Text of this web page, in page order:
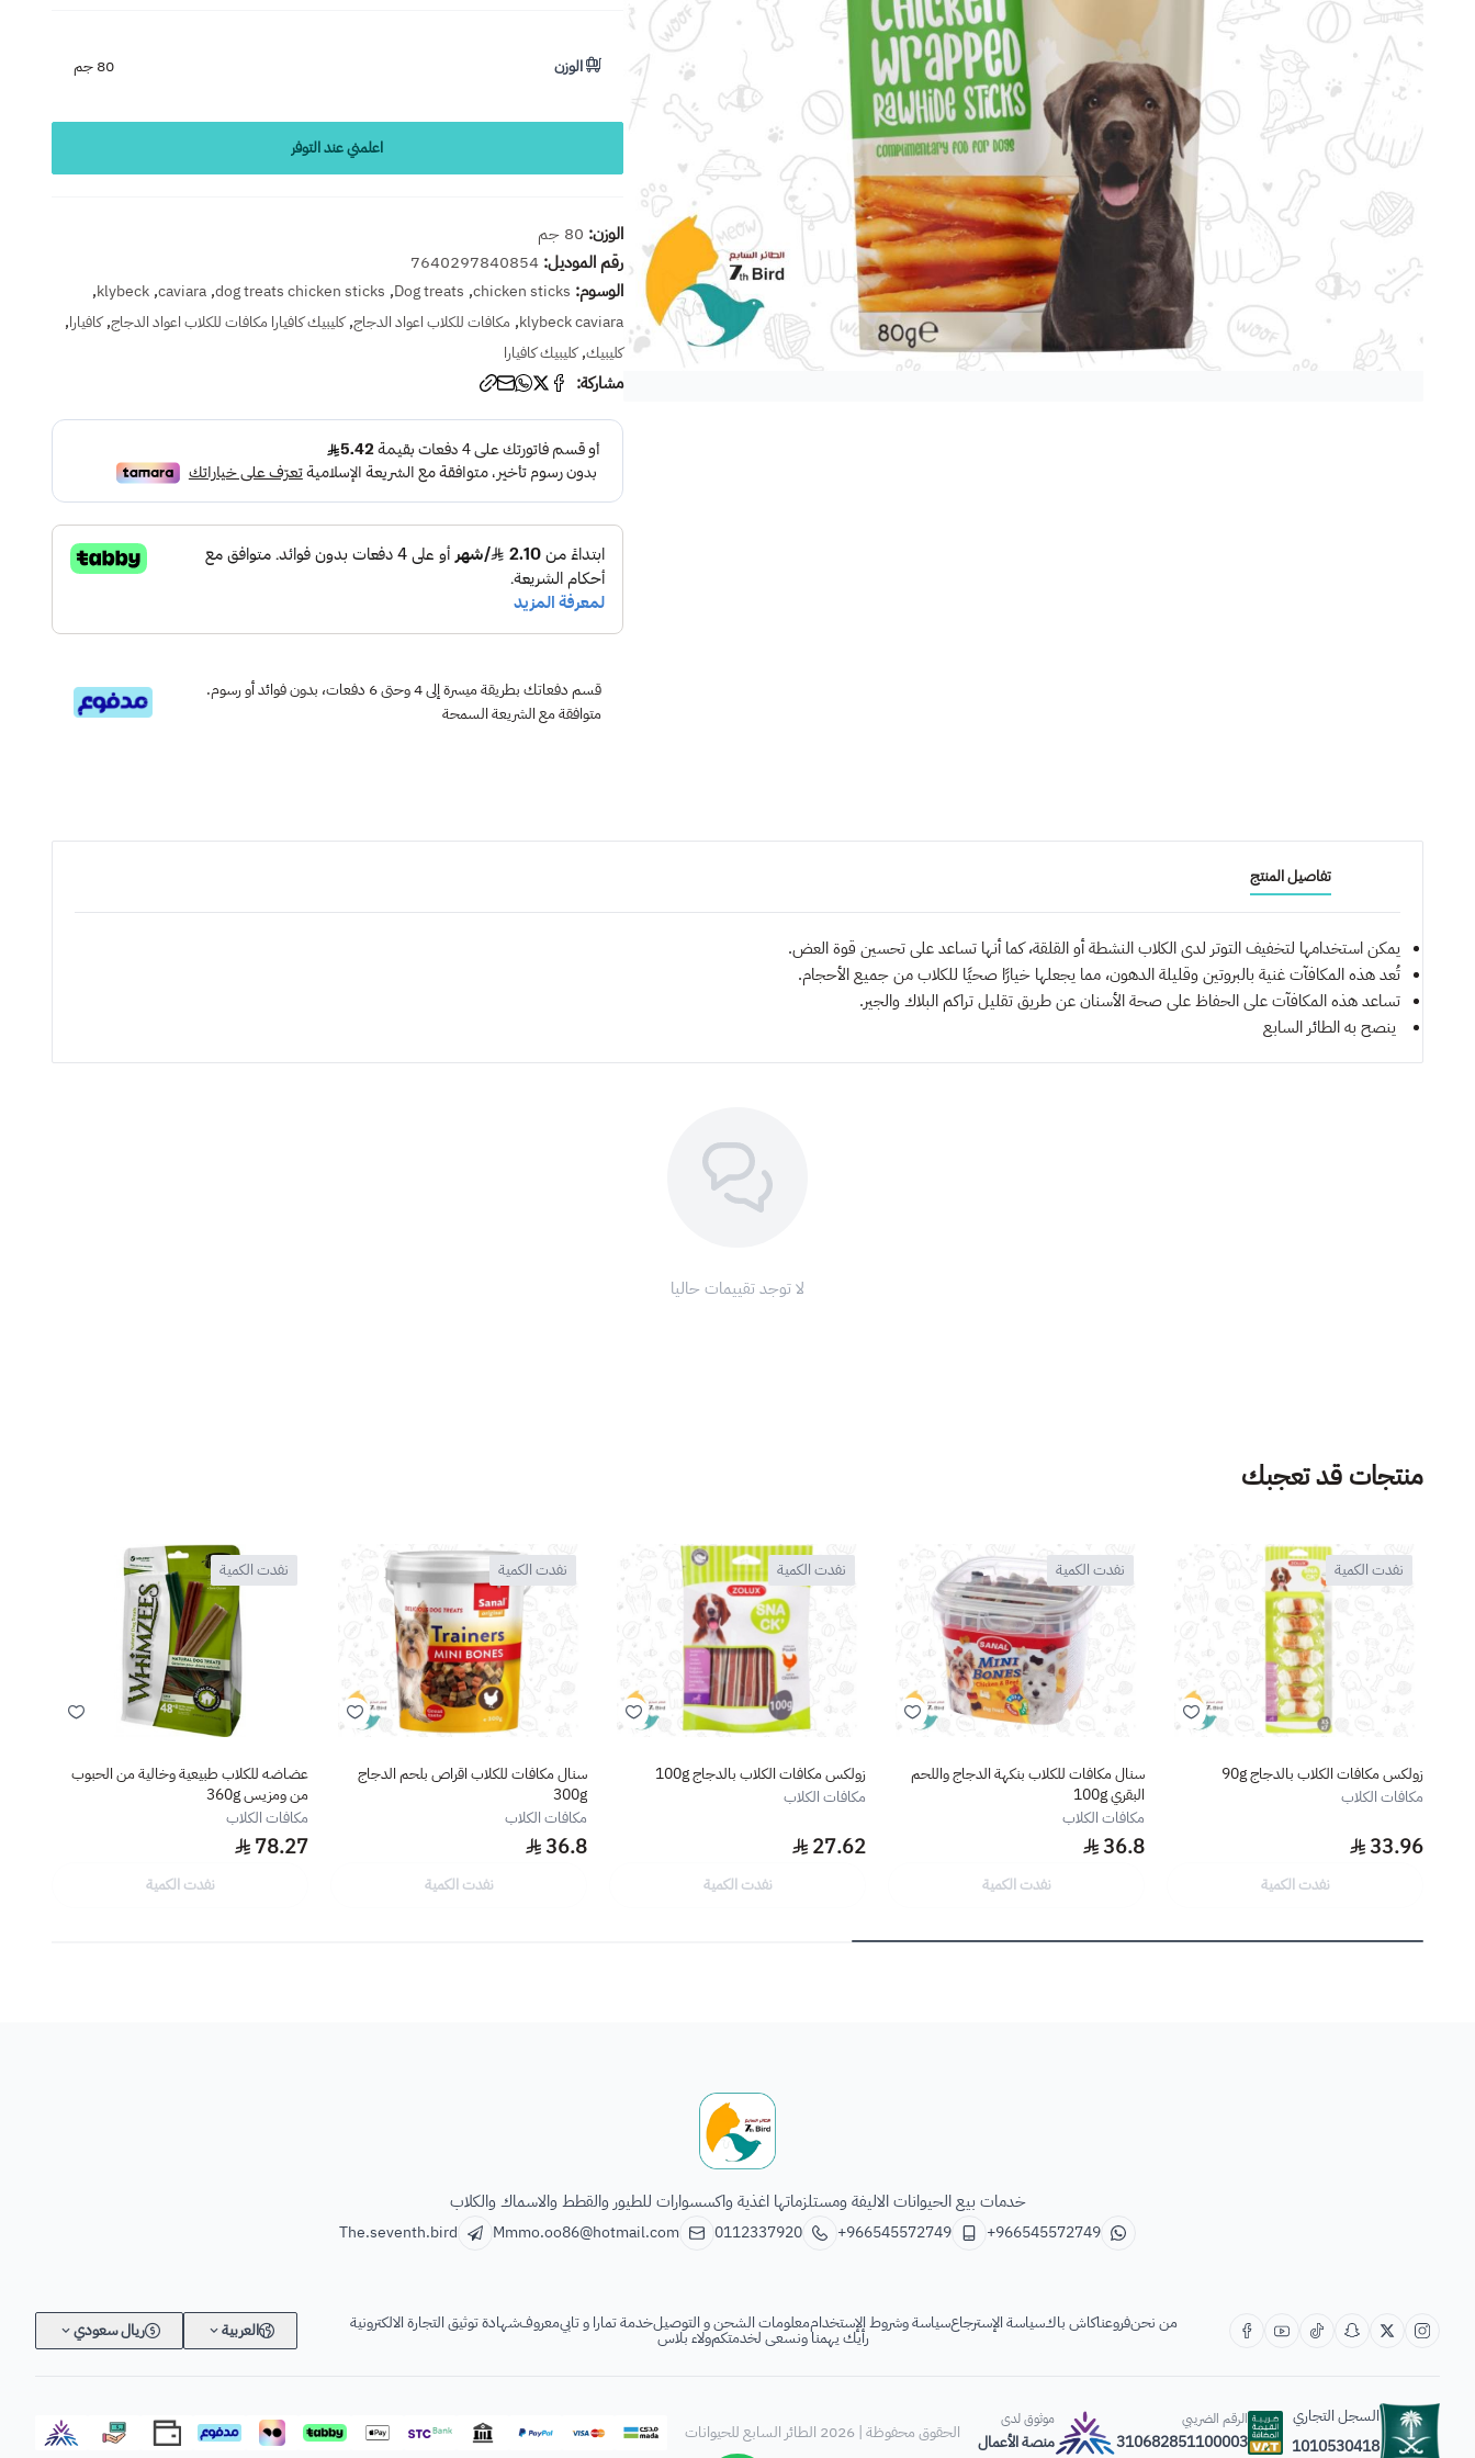
الوزن 80 جم
اعلمني عند التوفر
الوزن: 80 جم
رقم الموديل:7640297840854
الوسوم: chicken sticks
,
Dog treats
,
dog treats chicken sticks
,
caviara
,
klybeck
,
klybeck caviara
, مكافات للكلاب اعواد الدجاج,كليبيك كافيارا مكافات للكلاب اعواد الدجاج,كافيارا,
كليبيك,كليبيك كافيارا
مشاركة:
قسم دفعاتك بطريقة ميسرة إلى 4 وحتى 6 دفعات، بدون فوائد أو رسوم.
متوافقة مع الشريعة السمحة
تفاصيل المنتج
يمكن استخدامها لتخفيف التوتر لدى الكلاب النشطة أو القلقة، كما أنها تساعد على تحسين قوة العض.
تُعد هذه المكافآت غنية بالبروتين وقليلة الدهون، مما يجعلها خيارًا صحيًا للكلاب من جميع الأحجام.
تساعد هذه المكافآت على الحفاظ على صحة الأسنان عن طريق تقليل تراكم البلاك والجير.
ينصح بهالطائر السابع
لا توجد تقييمات حاليا
منتجات قد تعجبك
نفدت الكمية
زولكس مكافات الكلاب بالدجاج 90g
مكافات الكلاب
33.96
نفدت الكمية
نفدت الكمية
سنال مكافات للكلاب بنكهة الدجاج واللحم
البقري 100g
مكافات الكلاب
36.8
نفدت الكمية
نفدت الكمية
زولكس مكافات الكلاب بالدجاج 100g
مكافات الكلاب
27.62
نفدت الكمية
نفدت الكمية
سنال مكافات للكلاب اقراص بلحم الدجاج
300g
مكافات الكلاب
36.8
نفدت الكمية
نفدت الكمية
عضاضه للكلاب طبيعية وخالية من الحبوب
من ومزيس 360g
مكافات الكلاب
78.27
نفدت الكمية
خدمات بيع الحيوانات الاليفة ومستلزماتها اغذية واكسسوارات للطيور والقطط والاسماك والكلاب
+966545572749
+966545572749
0112337920
Mmmo.oo86@hotmail.com
The.seventh.bird
من نحنفروعناكاش باكسياسة الإسترجاعسياسة وشروط الإستخداممعلومات الشحن و التوصيلخدمة تمارا و تابيمعروفشهادة توثيق التجارة الالكترونية
رأيك يهمنا ونسعى لخدمتكمولاء بلاس العربية ريال سعودي
السجل التجاري
1010530418
الرقم الضريبي
310682851100003
موثوق لدى
منصة الأعمال الحقوق محفوظة | 2026 الطائر السابع للحيوانات